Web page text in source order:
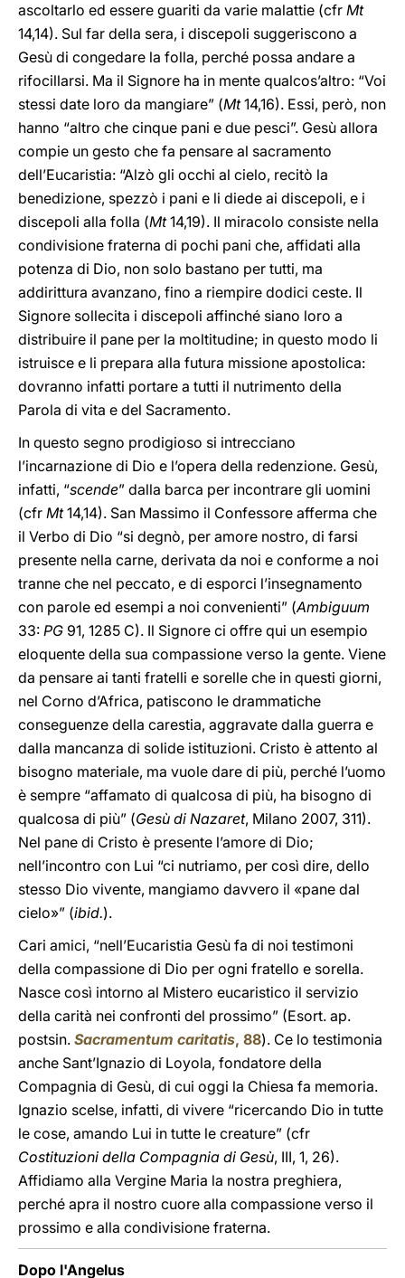
ascoltarlo ed essere guariti da varie malattie (cfr Mt
14,14). Sul far della sera, i discepoli suggeriscono a
Gesù di congedare la folla, perché possa andare a
rifocillarsi. Ma il Signore ha in mente qualcos’altro: “Voi
stessi date loro da mangiare” (Mt14,16). Essi, però, non
hanno “altro che cinque pani e due pesci”. Gesù allora
compie un gesto che fa pensare al sacramento
dell’Eucaristia: “Alzò gli occhi al cielo, recitò la
benedizione, spezzò i pani e li diede ai discepoli, e i
discepoli alla folla (Mt14,19). Il miracolo consiste nella
condivisione fraterna di pochi pani che, affidati alla
potenza di Dio, non solo bastano per tutti, ma
addirittura avanzano, fino a riempire dodici ceste. Il
Signore sollecita i discepoli affinché siano loro a
distribuire il pane per la moltitudine; in questo modo li
istruisce e li prepara alla futura missione apostolica:
dovranno infatti portare a tutti il nutrimento della
Parola di vita e del Sacramento.
In questo segno prodigioso si intrecciano
l’incarnazione di Dio e l’opera della redenzione. Gesù,
infatti, “scende” dalla barca per incontrare gli uomini
(cfr Mt14,14). San Massimo il Confessore afferma che
il Verbo di Dio “si degnò, per amore nostro, di farsi
presente nella carne, derivata da noi e conforme a noi
tranne che nel peccato, e di esporci l’insegnamento
con parole ed esempi a noi convenienti” (Ambiguum
33: PG 91, 1285 C). Il Signore ci offre qui un esempio
eloquente della sua compassione verso la gente. Viene
da pensare ai tanti fratelli e sorelle che in questi giorni,
nel Corno d’Africa, patiscono le drammatiche
conseguenze della carestia, aggravate dalla guerra e
dalla mancanza di solide istituzioni. Cristo è attento al
bisogno materiale, ma vuole dare di più, perché l’uomo
è sempre “affamato di qualcosa di più, ha bisogno di
qualcosa di più” (Gesù di Nazaret, Milano 2007, 311).
Nel pane di Cristo è presente l’amore di Dio;
nell’incontro con Lui “ci nutriamo, per così dire, dello
stesso Dio vivente, mangiamo davvero il «pane dal
cielo»” (ibid.).
Cari amici, “nell’Eucaristia Gesù fa di noi testimoni
della compassione di Dio per ogni fratello e sorella.
Nasce così intorno al Mistero eucaristico il servizio
della carità nei confronti del prossimo” (Esort. ap.
postsin. Sacramentum caritatis, 88). Ce lo testimonia
anche Sant’Ignazio di Loyola, fondatore della
Compagnia di Gesù, di cui oggi la Chiesa fa memoria.
Ignazio scelse, infatti, di vivere “ricercando Dio in tutte
le cose, amando Lui in tutte le creature” (cfr
Costituzioni della Compagnia di Gesù, III, 1, 26).
Affidiamo alla Vergine Maria la nostra preghiera,
perché apra il nostro cuore alla compassione verso il
prossimo e alla condivisione fraterna.
Dopo l'Angelus